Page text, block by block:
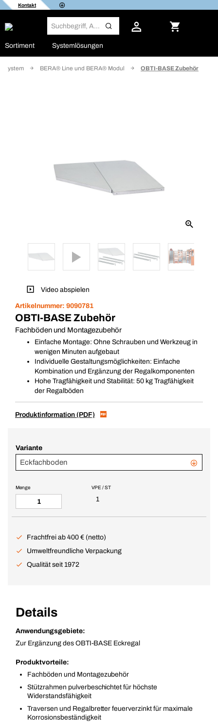
Kontakt
Sortiment Systemlösungen
BERA® Line und BERA® Modul OBTI-BASE Zubehör
Video abspielen
Artikelnummer: 9090781
OBTI-BASE Zubehör
Fachböden und Montagezubehör
Einfache Montage: Ohne Schrauben und Werkzeug in
wenigen Minuten aufgebaut
Individuelle Gestaltungsmöglichkeiten: Einfache
Kombination und Ergänzung der Regalkomponenten
Hohe Tragfähigkeit und Stabilität: 50 kg Tragfähigkeit
der Regalböden
Produktinformation (PDF)
Variante
Eckfachboden
VPE / ST
1
Menge
Frachtfrei ab 400 € (netto)
Umweltfreundliche Verpackung
Qualität seit 1972
Details
Anwendungsgebiete:
Zur Ergänzung des OBTI-BASE Eckregal
Produktvorteile:
Fachböden und Montagezubehör
Stützrahmen pulverbeschichtet für höchste
Widerstandsfähigkeit
Traversen und Regalbretter feuerverzinkt für maximale
Korrosionsbeständigkeit